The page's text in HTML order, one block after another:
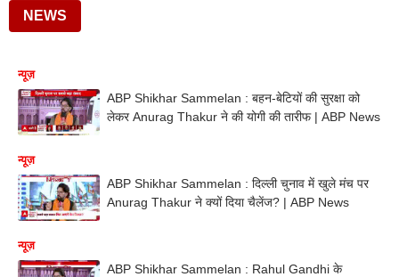
NEWS
न्यूज़
ABP Shikhar Sammelan : बहन-बेटियों की सुरक्षा को
लेकर Anurag Thakur ने की योगी की तारीफ | ABP News
न्यूज़
ABP Shikhar Sammelan : दिल्ली चुनाव में खुले मंच पर
Anurag Thakur ने क्यों दिया चैलेंज? | ABP News
न्यूज़
ABP Shikhar Sammelan : Rahul Gandhi के